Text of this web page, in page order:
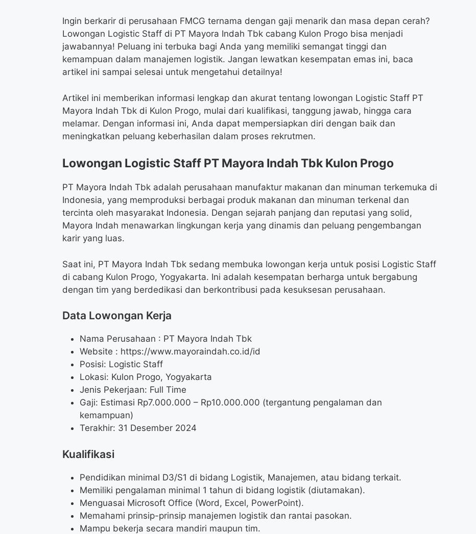
Ingin berkarir di perusahaan FMCG ternama dengan gaji menarik dan masa depan cerah?
Lowongan Logistic Staff di PT Mayora Indah Tbk cabang Kulon Progo bisa menjadi
jawabannya! Peluang ini terbuka bagi Anda yang memiliki semangat tinggi dan
kemampuan dalam manajemen logistik. Jangan lewatkan kesempatan emas ini, baca
artikel ini sampai selesai untuk mengetahui detailnya!
Artikel ini memberikan informasi lengkap dan akurat tentang lowongan Logistic Staff PT
Mayora Indah Tbk di Kulon Progo, mulai dari kualifikasi, tanggung jawab, hingga cara
melamar. Dengan informasi ini, Anda dapat mempersiapkan diri dengan baik dan
meningkatkan peluang keberhasilan dalam proses rekrutmen.
Lowongan Logistic Staff PT Mayora Indah Tbk Kulon Progo
PT Mayora Indah Tbk adalah perusahaan manufaktur makanan dan minuman terkemuka di
Indonesia, yang memproduksi berbagai produk makanan dan minuman terkenal dan
tercinta oleh masyarakat Indonesia. Dengan sejarah panjang dan reputasi yang solid,
Mayora Indah menawarkan lingkungan kerja yang dinamis dan peluang pengembangan
karir yang luas.
Saat ini, PT Mayora Indah Tbk sedang membuka lowongan kerja untuk posisi Logistic Staff
di cabang Kulon Progo, Yogyakarta. Ini adalah kesempatan berharga untuk bergabung
dengan tim yang berdedikasi dan berkontribusi pada kesuksesan perusahaan.
Data Lowongan Kerja
Nama Perusahaan : PT Mayora Indah Tbk
Website : https://www.mayoraindah.co.id/id
Posisi: Logistic Staff
Lokasi: Kulon Progo, Yogyakarta
Jenis Pekerjaan: Full Time
Gaji: Estimasi Rp7.000.000 – Rp10.000.000 (tergantung pengalaman dan
kemampuan)
Terakhir: 31 Desember 2024
Kualifikasi
Pendidikan minimal D3/S1 di bidang Logistik, Manajemen, atau bidang terkait.
Memiliki pengalaman minimal 1 tahun di bidang logistik (diutamakan).
Menguasai Microsoft Office (Word, Excel, PowerPoint).
Memahami prinsip-prinsip manajemen logistik dan rantai pasokan.
Mampu bekerja secara mandiri maupun tim.